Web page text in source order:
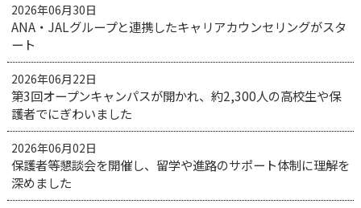
2026年06月30日
ANA・JALグループと連携したキャリアカウンセリングがスタ
ート
2026年06月22日
第3回オープンキャンパスが開かれ、約2,300人の高校生や保
護者でにぎわいました
2026年06月02日
保護者等懇談会を開催し、留学や進路のサポート体制に理解を
深めました